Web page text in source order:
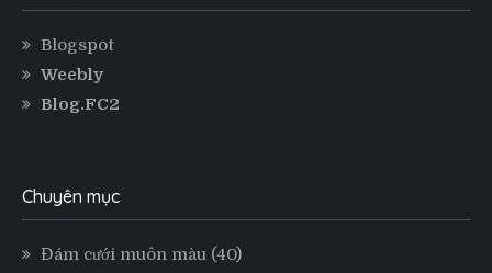
Blogspot
Weebly
Blog.FC2
Chuyên mục
Đám cưới muôn màu (40)